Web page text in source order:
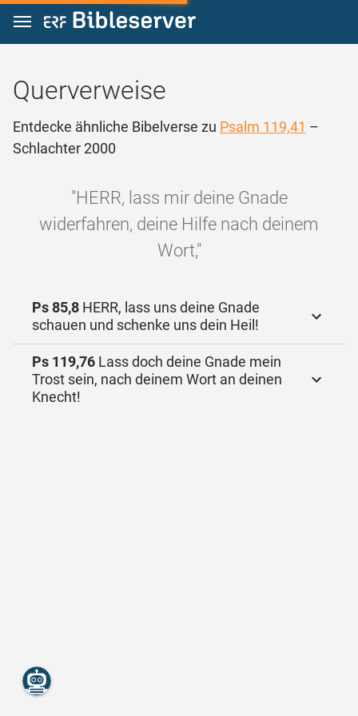
Zum Inhalt springen
Querverweise
Entdecke ähnliche Bibelverse zu Psalm 119,41 –
Schlachter 2000
"HERR, lass mir deine Gnade
widerfahren, deine Hilfe nach deinem
Wort,"
Ps 85,8 HERR, lass uns deine Gnade
schauen und schenke uns dein Heil!
Ps 119,76 Lass doch deine Gnade mein
Trost sein, nach deinem Wort an deinen
Knecht!